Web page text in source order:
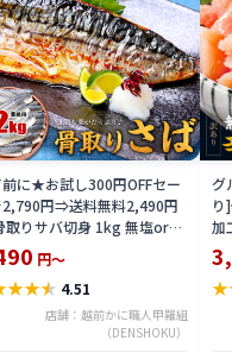
に★お試し300円OFFセー
2,790円⇒送料無料2,490円
取りサバ切身 1kg 無塩or有
べる♪骨とり 骨なし 鯖 さ
凍食品 父の日 ギフト プレゼ
【P】
円～
★★★ 4.51
店舗：越前かに職人甲羅組
（DENSHOKU）
グ
加
[
お
★